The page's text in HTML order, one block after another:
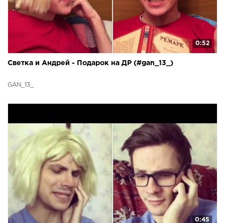
0:52
Светка и Андрей - Подарок на ДР (#gan_13_)
GAN_13_
0:45